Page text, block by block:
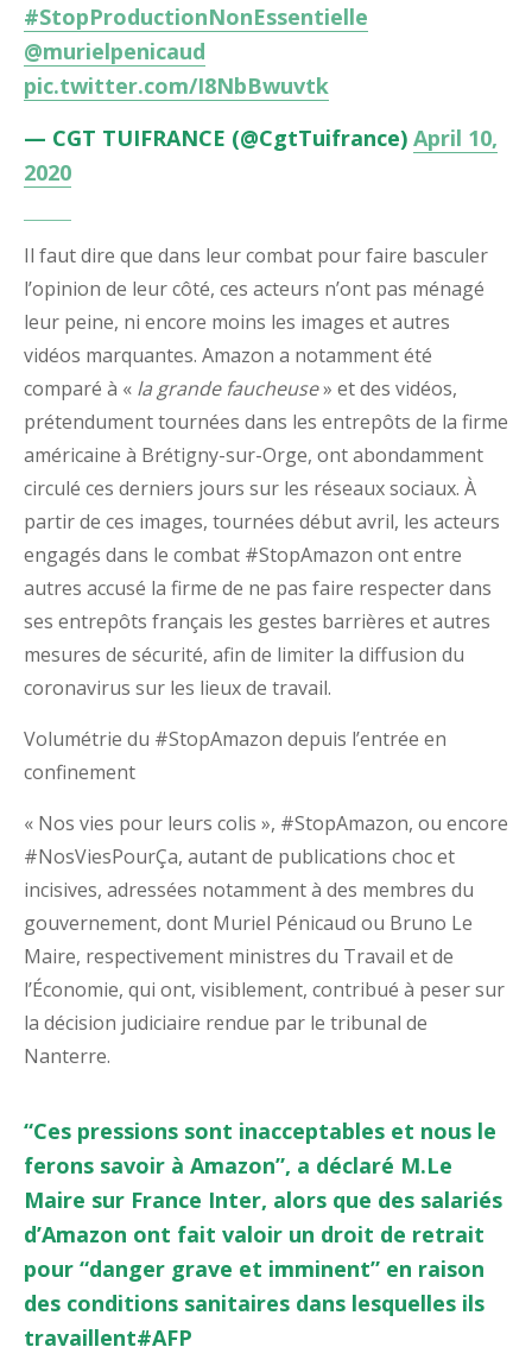
#StopProductionNonEssentielle
@murielpenicaud
pic.twitter.com/I8NbBwuvtk
— CGT TUIFRANCE (@CgtTuifrance) April 10,
2020
Il faut dire que dans leur combat pour faire basculer
l’opinion de leur côté, ces acteurs n’ont pas ménagé
leur peine, ni encore moins les images et autres
vidéos marquantes. Amazon a notamment été
comparé à « la grande faucheuse» et des vidéos,
prétendument tournées dans les entrepôts de la firme
américaine à Brétigny-sur-Orge, ont abondamment
circulé ces derniers jours sur les réseaux sociaux. À
partir de ces images, tournées début avril, les acteurs
engagés dans le combat #StopAmazon ont entre
autres accusé la firme de ne pas faire respecter dans
ses entrepôts français les gestes barrières et autres
mesures de sécurité, afin de limiter la diffusion du
coronavirus sur les lieux de travail.
Volumétrie du #StopAmazon depuis l’entrée en
confinement
« Nos vies pour leurs colis », #StopAmazon, ou encore
#NosViesPourÇa, autant de publications choc et
incisives, adressées notamment à des membres du
gouvernement, dont Muriel Pénicaud ou Bruno Le
Maire, respectivement ministres du Travail et de
l’Économie, qui ont, visiblement, contribué à peser sur
la décision judiciaire rendue par le tribunal de
Nanterre.
“Ces pressions sont inacceptables et nous le
ferons savoir à Amazon”, a déclaré M.Le
Maire sur France Inter, alors que des salariés
d’Amazon ont fait valoir un droit de retrait
pour “danger grave et imminent” en raison
des conditions sanitaires dans lesquelles ils
travaillent#AFP